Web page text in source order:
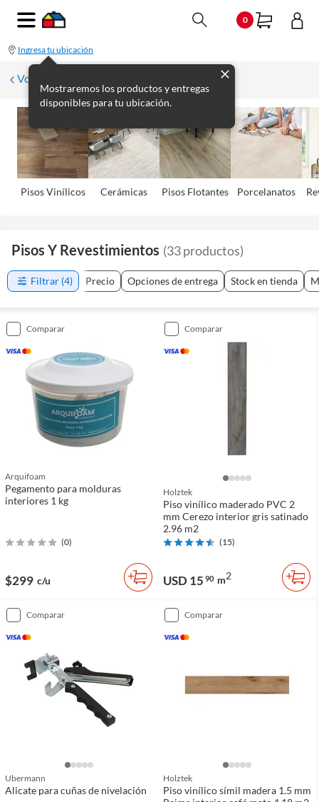
0
Ingresa tu ubicación
Mostraremos los productos y entregas
disponibles para tu ubicación.
Volver
Pisos Viní­licos Cerámicas Pisos Flotantes Porcelanatos
Pisos Y Revestimientos (33productos)
Filtrar (4) Precio Opciones de entrega Stock en tienda
comparar
Arquifoam
Pegamento para molduras
interiores 1 kg
(0)
$299 c/u
comparar
Holztek
Piso vinílico maderado PVC 2
mm Cerezo interior gris satinado
2.96 m2
(15)
USD 15 90 m2
comparar
Ubermann
Alicate para cuñas de nivelación
comparar
Holztek
Piso vinílico símil madera 1.5 mm